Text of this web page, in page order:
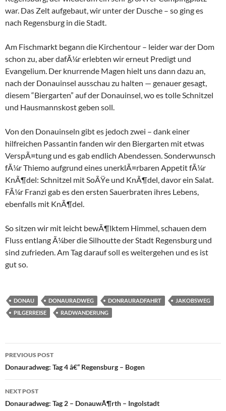
war. Das Zelt aufgebaut, wir unter der Dusche – so ging es
nach Regensburg in die Stadt.
Am Fischmarkt begann die Kirchentour – leider war der Dom
schon zu, aber dafÃ¼r erlebten wir erneut Predigt und
Evangelium. Der knurrende Magen hielt uns dann dazu an,
nach der Donauinsel ausschau zu halten — genauer gesagt,
diesem “Biergarten” auf der Donauinsel, wo es tolle Schnitzel
und Hausmannskost geben soll.
Von den Donauinseln gibt es jedoch zwei – dank einer
hilfreichen Passantin fanden wir den Biergarten mit etwas
VerspÃ¤tung und es gab endlich Abendessen. Sonderwunsch
fÃ¼r Thiemo aufgrund eines unerklÃ¤rbaren Appetit fÃ¼r
KnÃ¶del: Schnitzel mit SoÃŸe und KnÃ¶del, davor ein Salat.
FÃ¼r Franzi gab es den ersten Sauerbraten ihres Lebens,
ebenfalls mit KnÃ¶del.
So sitzen wir mit leicht bewÃ¶lktem Himmel, schauen dem
Fluss entlang Ã¼ber die Silhoutte der Stadt Regensburg und
sind zufrieden. Am Tag darauf soll es weitergehen und es ist
gut so.
DONAU DONAURADWEG DONRAURADFAHRT
JAKOBSWEG
PILGERREISE
RADWANDERUNG
Post
navigation
PREVIOUS POST
Donauradweg: Tag 4 â€“ Regensburg – Bogen
NEXT POST
Donauradweg: Tag 2 – DonauwÃ¶rth – Ingolstadt